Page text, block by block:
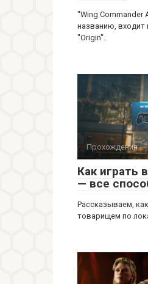
"Wing Commander
названию,
"Origin".
Прохождения
Как играть
— все
Рассказываем,
товарищем по